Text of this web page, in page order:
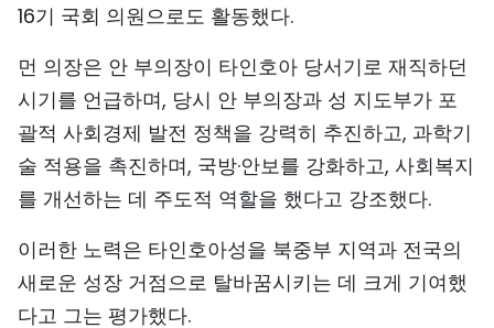
16기 국회 의원으로도 활동했다.
먼 의장은 안 부의장이 타인호아 당서기로 재직하던
시기를 언급하며, 당시 안 부의장과 성 지도부가 포
괄적 사회경제 발전 정책을 강력히 추진하고, 과학기
술 적용을 촉진하며, 국방·안보를 강화하고, 사회복지
를 개선하는 데 주도적 역할을 했다고 강조했다.
이러한 노력은 타인호아성을 북중부 지역과 전국의
새로운 성장 거점으로 탈바꿈시키는 데 크게 기여했
다고 그는 평가했다.